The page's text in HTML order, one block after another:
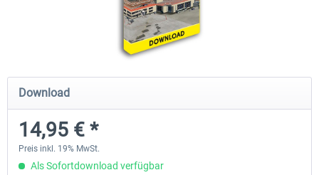
Bonaire Flamingo Airport X
17,95 € *
Approaching Quito
Download
14,95 € *
Preis inkl. 19% MwSt.
Als Sofortdownload verfügbar